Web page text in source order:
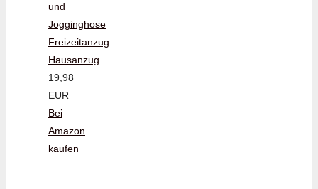
und
Jogginghose
Freizeitanzug
Hausanzug
19,98
EUR
Bei
Amazon
kaufen